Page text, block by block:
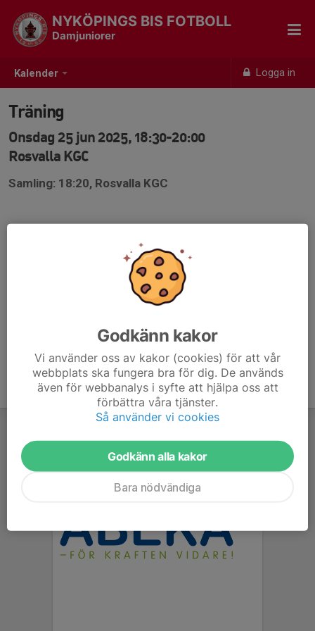
Kalender Logga in
NYKÖPINGS BIS FOTBOLL
Damjuniorer
Träning
Onsdag 25 jun 2025, 18:30-20:00
Rosvalla KGC
Samling: 18:20, Rosvalla KGC
Godkänn kakor
Vi använder oss av kakor (cookies) för att vår
webbplats ska fungera bra för dig. De används
även för webbanalys i syfte att hjälpa oss att
förbättra våra tjänster.
Så använder vi cookies
Godkänn alla kakor
Bara nödvändiga